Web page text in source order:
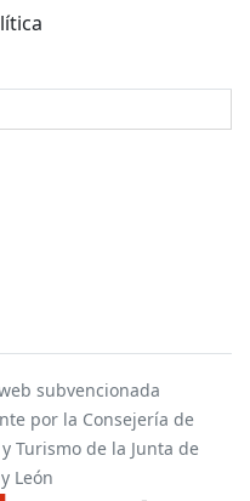
subvencionada
por la Consejería de
Turismo de la Junta de
León